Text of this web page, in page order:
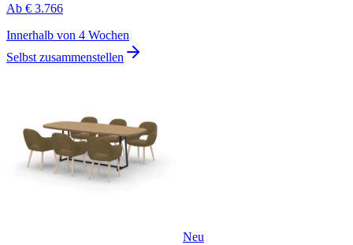
Ab € 3.766
Innerhalb von 4 Wochen
Selbst zusammenstellen
Neu